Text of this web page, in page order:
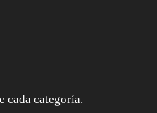
cada categoría.